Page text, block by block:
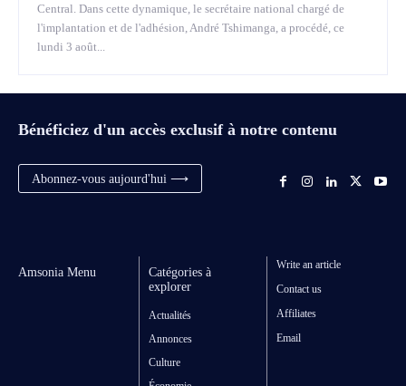
Central. Dans cette dynamique, le secrétaire national chargé de
l'implantation et de l'adhésion, André Tshimanga, a procédé, ce
lundi 3 août...
Bénéficiez d'un accès exclusif à notre contenu
Abonnez-vous aujourd'hui ⟶
Amsonia Menu
Catégories à
explorer
Actualités
Annonces
Culture
Write an article
Contact us
Affiliates
Email